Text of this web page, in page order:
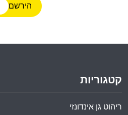
הירשם
קטגוריות
ריהוט גן אינדונזי